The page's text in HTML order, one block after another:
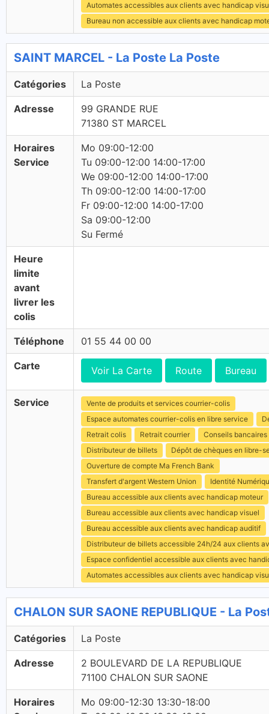
Automates accessibles aux clients avec handicap
Bureau non accessible aux clients avec handicap
SAINT MARCEL - La Poste La Poste
Catégories La Poste
Adresse
99 GRANDE RUE
71380 ST MARCEL
Horaires
Service
Mo 09:00-12:00
Tu 09:00-12:00 14:00-17:00
We 09:00-12:00 14:00-17:00
Th 09:00-12:00 14:00-17:00
Fr 09:00-12:00 14:00-17:00
Sa 09:00-12:00
Su Fermé
Heure
limite
avant
livrer les
colis
Téléphone 01 55 44 00 00
Carte Voir La Carte Route Bureau
Service
Vente de produits et services courrier-colis
Espace automates courrier-colis en libre service
Retrait colis
Retrait courrier
Conseils bancaires
Distributeur de billets
Dépôt de chèques en libre-
Ouverture de compte Ma French Bank
Transfert d'argent Western Union
Identité
Bureau accessible aux clients avec handicap moteur
Bureau accessible aux clients avec handicap visuel
Bureau accessible aux clients avec handicap auditif
Distributeur de billets accessible 24h/24 aux clients
Espace confidentiel accessible aux clients avec
Automates accessibles aux clients avec handicap
CHALON SUR SAONE REPUBLIQUE - La
Catégories La Poste
Adresse
2 BOULEVARD DE LA REPUBLIQUE
71100 CHALON SUR SAONE
Horaires
Mo 09:00-12:30 13:30-18:00